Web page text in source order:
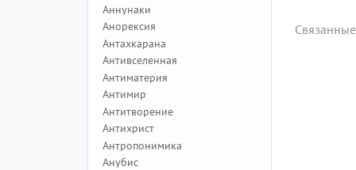
Аннунаки
Анорексия
Антахкарана
Антивселенная
Антиматерия
Антимир
Антитворение
Антихрист
Антропонимика
Анубис